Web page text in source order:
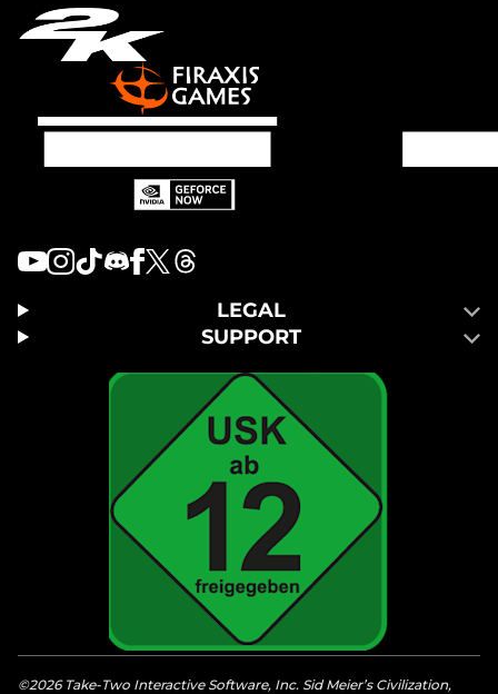
LEGAL
SUPPORT
©2026 Take-Two Interactive Software, Inc. Sid Meier’s Civilization,